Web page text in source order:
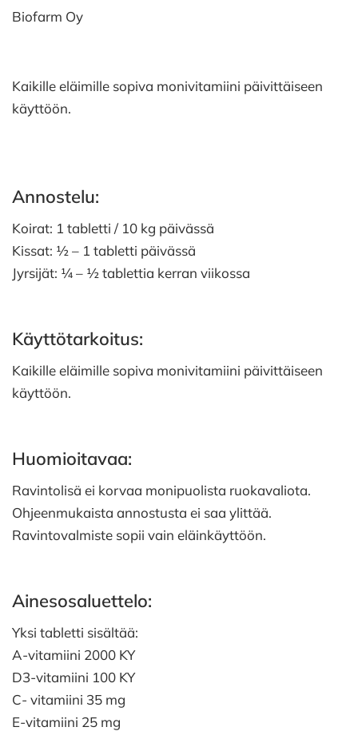
Biofarm Oy
Kaikille eläimille sopiva monivitamiini päivittäiseen
käyttöön.
Annostelu:
Koirat: 1 tabletti / 10 kg päivässä
Kissat: ½ – 1 tabletti päivässä
Jyrsijät: ¼ – ½ tablettia kerran viikossa
Käyttötarkoitus:
Kaikille eläimille sopiva monivitamiini päivittäiseen
käyttöön.
Huomioitavaa:
Ravintolisä ei korvaa monipuolista ruokavaliota.
Ohjeenmukaista annostusta ei saa ylittää.
Ravintovalmiste sopii vain eläinkäyttöön.
Ainesosaluettelo:
Yksi tabletti sisältää:
A-vitamiini 2000 KY
D3-vitamiini 100 KY
C- vitamiini 35 mg
E-vitamiini 25 mg